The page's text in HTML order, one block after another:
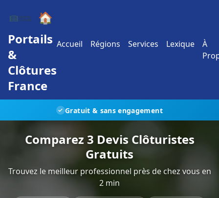
🏠
Portails
&
Clôtures
France
Accueil Régions Services Lexique
À
✓ Gratuit & sans engagement
Comparez 3 Devis Clôturistes
Gratuits
Trouvez le meilleur professionnel près de chez vous en
2 min